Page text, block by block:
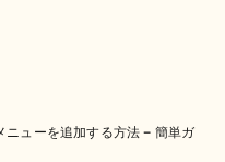
ューを追加する方法 – 簡単ガ